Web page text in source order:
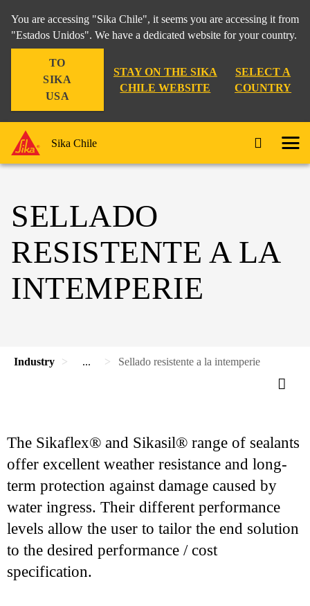
You are accessing "Sika Chile", it seems you are accessing it from
"Estados Unidos". We have a dedicated website for your country.
TO
SIKA
USA
STAY ON THE SIKA
CHILE WEBSITE
SELECT A
COUNTRY
Sika Chile
SELLADO
RESISTENTE A LA
INTEMPERIE
Industry ... Sellado resistente a la intemperie
The Sikaflex® and Sikasil® range of sealants
offer excellent weather resistance and long-
term protection against damage caused by
water ingress. Their different performance
levels allow the user to tailor the end solution
to the desired performance / cost
specification.